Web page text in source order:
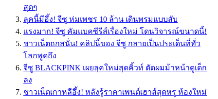
สุดๆ
ลุคนี้มีอึ้ง! จีซู ห่มเพชร 10 ล้าน เดินพรมแบบสับ
เเรงมาก! จีซู คัมเเบคซีรีส์เรื่องใหม่ โดนวิจารณ์ขนาดนี้!
ชาวเน็ตถกสนั่น! คลิปนี้ของ จีซู กลายเป็นประเด็นที่ทั่ว
โลกพูดถึง
จีซู BLACKPINK เผยลุคใหม่สุดคิ้วท์ ตัดผมม้าหน้าดูเด็ก
ลง
ชาวเน็ตเกาหลีอึ้ง! หลังรู้ราคาเพนต์เฮาส์สุดหรู ห้องใหม่